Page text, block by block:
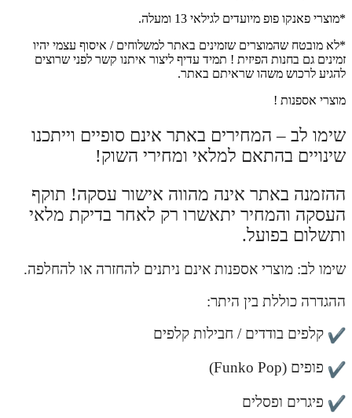
*מוצרי פאנקו פופ מיועדים לגילאי 13 ומעלה.
*לא מובטח שהמוצרים שזמינים באתר למשלוחים / איסוף עצמי יהיו
זמינים גם בחנות הפיזית ! תמיד עדיף ליצור איתנו קשר לפני שרוצים
להגיע לרכוש משהו שראיתם באתר.
מוצרי אספנות !
שימו לב – המחירים באתר אינם סופיים וייתכנו
שינויים בהתאם למלאי ומחירי השוק!
ההזמנה באתר אינה מהווה אישור עסקה! תוקף
העסקה והמחיר יתאשרו רק לאחר בדיקת מלאי
ותשלום בפועל.
שימו לב: מוצרי אספנות אינם ניתנים להחזרה או להחלפה.
ההגדרה כוללת בין היתר:
קלפים בודדים / חבילות קלפים
פופים (Funko Pop)
פיגרים ופסלים